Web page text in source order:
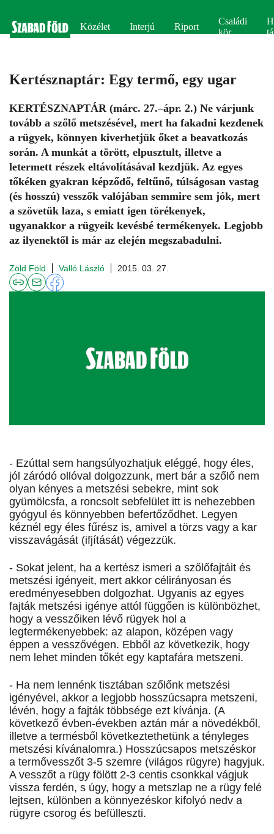
Közélet Interjú Riport
Családi
kör
Kertésznaptár: Egy termő, egy ugar
KERTÉSZNAPTÁR (márc. 27.–ápr. 2.) Ne várjunk
tovább a szőlő metszésével, mert ha fakadni kezdenek
a rügyek, könnyen kiverhetjük őket a beavatkozás
során. A munkát a törött, elpusztult, illetve a
letermett részek eltávolításával kezdjük. Az egyes
tőkéken gyakran képződő, feltűnő, túlságosan vastag
(és hosszú) vesszők valójában semmire sem jók, mert
a szövetük laza, s emiatt igen törékenyek,
ugyanakkor a rügyeik kevésbé termékenyek. Legjobb
az ilyenektől is már az elején megszabadulni.
Zöld Föld Valló László 2015. 03. 27.
- Ezúttal sem hangsúlyozhatjuk eléggé, hogy éles,
jól záródó ollóval dolgozzunk, mert bár a szőlő nem
olyan kényes a metszési sebekre, mint sok
gyümölcsfa, a roncsolt sebfelület itt is nehezebben
gyógyul és könnyebben befertőződhet. Legyen
kéznél egy éles fűrész is, amivel a törzs vagy a kar
visszavágását (ifjítását) végezzük.
- Sokat jelent, ha a kertész ismeri a szőlőfajtáit és
metszési igényeit, mert akkor célirányosan és
eredményesebben dolgozhat. Ugyanis az egyes
fajták metszési igénye attól függően is különbözhet,
hogy a vesszőiken lévő rügyek hol a
legtermékenyebbek: az alapon, középen vagy
éppen a vesszővégen. Ebből az következik, hogy
nem lehet minden tőkét egy kaptafára metszeni.
- Ha nem lennénk tisztában szőlőnk metszési
igényével, akkor a legjobb hosszúcsapra metszeni,
lévén, hogy a fajták többsége ezt kívánja. (A
következő évben-években aztán már a növedékből,
illetve a termésből következtethetünk a tényleges
metszési kívánalomra.) Hosszúcsapos metszéskor
a termővesszőt 3-5 szemre (világos rügyre) hagyjuk.
A vesszőt a rügy fölött 2-3 centis csonkkal vágjuk
vissza ferdén, s úgy, hogy a metszlap ne a rügy felé
lejtsen, különben a könnyezéskor kifolyó nedv a
rügyre csorog és befülleszti.